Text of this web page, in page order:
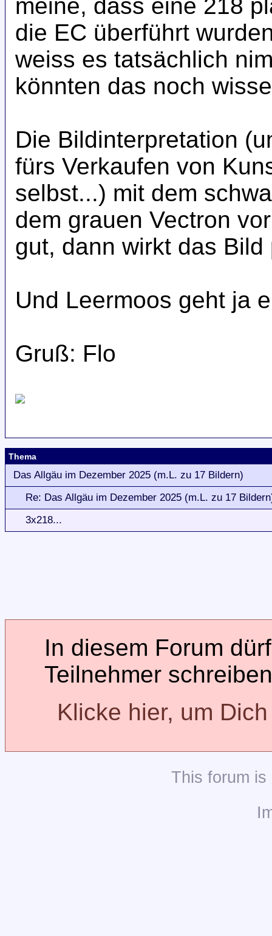
meine, dass eine 218
die EC überführt
weiss es tatsächlich
könnten das noch
Die Bildinterpretation
fürs Verkaufen von
selbst...) mit dem
dem grauen Vectron
gut, dann wirkt das
Und Leermoos geht ja
Gruß: Flo
Thema
Das Allgäu im Dezember 2025 (m.L. zu 17 Bildern)
Re: Das Allgäu im Dezember 2025 (m.L. zu 17
3x218...
In diesem Forum
Teilnehmer
Klicke hier, um
This forum is